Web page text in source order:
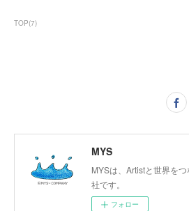
TOP(7)
MYS
MYSは、Artistと世界を
社です。
フォロー